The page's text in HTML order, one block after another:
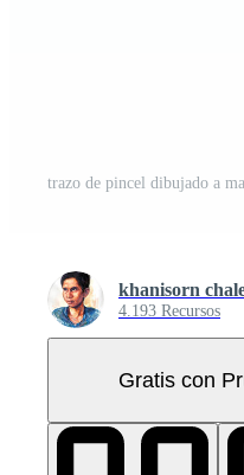
trazo de pincel dibujado a
khanisorn
4.193 Recursos
Gratis con